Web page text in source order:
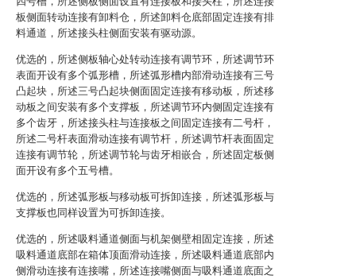
板侧面转动连接有卸料仓，所述卸料仓底部固定连接有排
料通道，所述接头柱侧面安装有驱动源。
优选的，所述侧板轴心处转动连接有调节环，所述调节环
表面开设有多个弧形槽，所述弧形槽内部滑动连接有三号
凸起块，所述三号凸起块侧面固定连接有移动板，所述移
动板之间安装有多个支撑板，所述调节环内侧固定连接有
多个齿牙，所述接头柱与连接板之间固定连接有二号杆，
所述二号杆表面滑动连接有调节杆，所述调节杆表面固定
连接有调节轮，所述调节轮与齿牙相嵌合，所述固定板侧
面开设有多个五号槽。
优选的，所述弧形板与移动板可拆卸连接，所述弧形板与
支撑板也同样设置为可拆卸连接。
优选的，所述吸料通道侧面与机架侧壁相固定连接，所述
吸料通道底部在箱体顶面滑动连接，所述吸料通道底部内
侧滑动连接有连接嘴，所述连接嘴侧面与吸料通道底面之